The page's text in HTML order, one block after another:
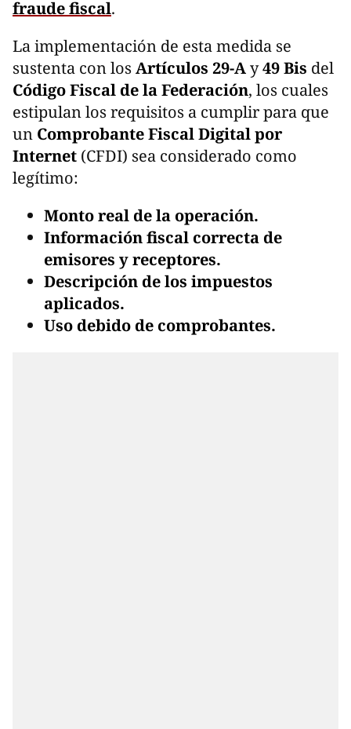
fraude fiscal.
La implementación de esta medida se
sustenta con los Artículos 29-Ay49 Bis del
Código Fiscal de la Federación, los cuales
estipulan los requisitos a cumplir para que
un Comprobante Fiscal Digital por
Internet (CFDI) sea considerado como
legítimo:
Monto real de la operación.
Información fiscal correcta de
emisores y receptores.
Descripción de los impuestos
aplicados.
Uso debido de comprobantes.